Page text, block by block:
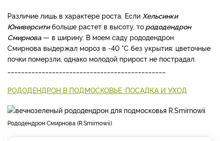
Различие лишь в характере роста. Если Хельсинки
Юниверситибольше растет в высоту, то рододендрон
Смирнова— в ширину. В моем саду рододендрон
Смирнова выдержал мороз в -40 °C без укрытия: цветочные
почки померзли, однако молодой прирост не пострадал.
РОДОДЕНДРОН В ПОДМОСКОВЬЕ: ПОСАДКА И УХОД
рододендрон Смирнова (R.Smirnowii)